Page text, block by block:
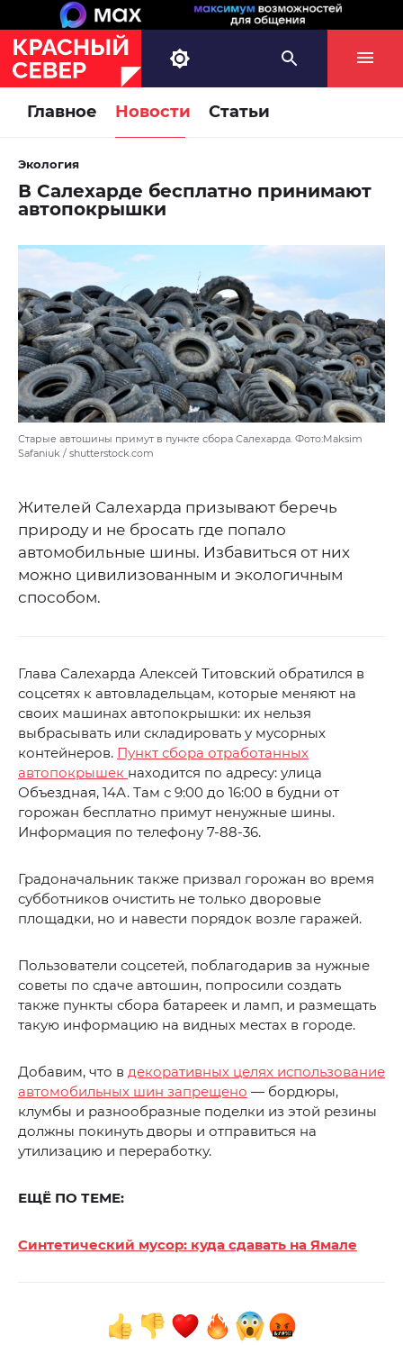
Главное Новости Статьи
Экология
В Салехарде бесплатно принимают
автопокрышки
Старые автошины примут в пункте сбора Салехарда. Фото:Maksim
Safaniuk / shutterstock.com
Жителей Салехарда призывают беречь
природу и не бросать где попало
автомобильные шины. Избавиться от них
можно цивилизованным и экологичным
способом.
Глава Салехарда Алексей Титовский обратился в
соцсетях к автовладельцам, которые меняют на
своих машинах автопокрышки: их нельзя
выбрасывать или складировать у мусорных
контейнеров. Пункт сбора отработанных
автопокрышек находится по адресу: улица
Объездная, 14А. Там с 9:00 до 16:00 в будни от
горожан бесплатно примут ненужные шины.
Информация по телефону 7-88-36.
Градоначальник также призвал горожан во время
субботников очистить не только дворовые
площадки, но и навести порядок возле гаражей.
Пользователи соцсетей, поблагодарив за нужные
советы по сдаче автошин, попросили создать
также пункты сбора батареек и ламп, и размещать
такую информацию на видных местах в городе.
Добавим, что в декоративных целях использование
автомобильных шин запрещено — бордюры,
клумбы и разнообразные поделки из этой резины
должны покинуть дворы и отправиться на
утилизацию и переработку.
ЕЩЁ ПО ТЕМЕ:
Синтетический мусор: куда сдавать на Ямале